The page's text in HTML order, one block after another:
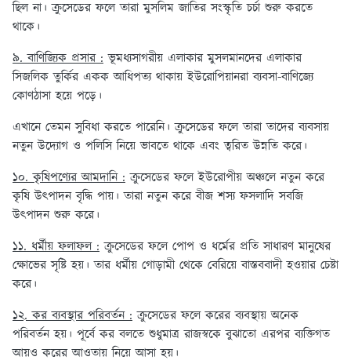
ছিল না। ক্রুসেডের ফলে তারা মুসলিম জাতির সংস্কৃতি চর্চা শুরু করতে
থাকে।
৯. বাণিজ্যিক প্রসার : ভূমধ্যসাগরীয় এলাকার মুসলমানদের এলাকার
সিজলিক তুর্কির একক আধিপত্য থাকায় ইউরোপিয়ানরা ব্যবসা-বাণিজ্যে
কোণঠাসা হয়ে পড়ে।
এখানে তেমন সুবিধা করতে পারেনি। ক্রুসেডের ফলে তারা তাদের ব্যবসায়
নতুন উদ্যোগ ও পলিসি নিয়ে ভাবতে থাকে এবং ত্বরিত উন্নতি করে।
১০. কৃষিপণ্যের আমদানি : ক্রুসেডের ফলে ইউরোপীয় অঞ্চলে নতুন করে
কৃষি উৎপাদন বৃদ্ধি পায়। তারা নতুন করে বীজ শস্য ফসলাদি সবজি
উৎপাদন শুরু করে।
১১. ধর্মীয় ফলাফল : ক্রুসেডের ফলে পোপ ও ধর্মের প্রতি সাধারণ মানুষের
ক্ষোভের সৃষ্টি হয়। তার ধর্মীয় গোড়ামী থেকে বেরিয়ে বাস্তববাদী হওয়ার চেষ্টা
করে।
১২. কর ব্যবস্থার পরিবর্তন : ক্রুসেডের ফলে করের ব্যবস্থায় অনেক
পরিবর্তন হয়। পূর্বে কর বলতে শুধুমাত্র রাজস্বকে বুঝাতো এরপর ব্যক্তিগত
আয়ও করের আওতায় নিয়ে আসা হয়।